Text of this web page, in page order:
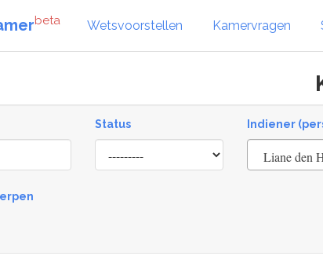
beta Wetsvoorstellen Kamervragen
Status
[invalid
name]
Indiener
Liane den